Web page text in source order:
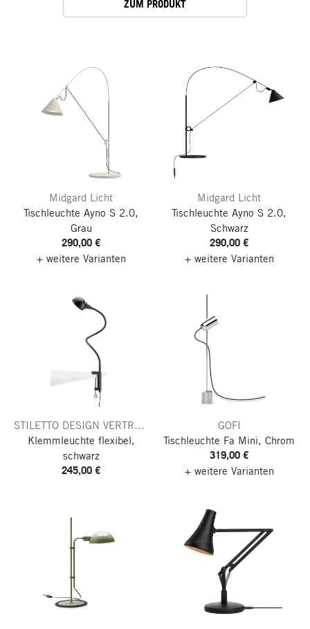
ZUM PRODUKT
Midgard Licht
Tischleuchte Ayno S 2.0,
Grau
290,00 €
+ weitere Varianten
Midgard Licht
Tischleuchte Ayno S 2.0,
Schwarz
290,00 €
+ weitere Varianten
STILETTO DESIGN VERTReiB
Klemmleuchte flexibel,
schwarz
245,00 €
GOFI
Tischleuchte Fa Mini, Chrom
319,00 €
+ weitere Varianten